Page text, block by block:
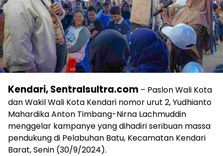
Kendari, Sentralsultra.com – Paslon Wali Kota
dan Wakil Wali Kota Kendari nomor urut 2, Yudhianto
Mahardika Anton Timbang-Nirna Lachmuddin
menggelar kampanye yang dihadiri seribuan massa
pendukung di Pelabuhan Batu, Kecamatan Kendari
Barat, Senin (30/9/2024).